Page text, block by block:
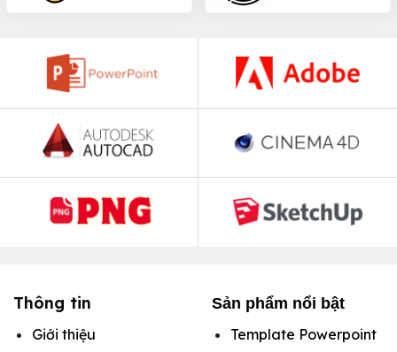
Thông tin
Giới thiệu
Sản phẩm nổi bật
Template Powerpoint